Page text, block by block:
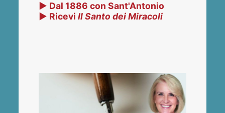
▶ Dal 1886 con Sant'Antonio
▶ RiceviIl Santo dei Miracoli